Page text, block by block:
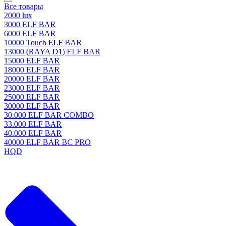
Все товары
2000 lux
3000 ELF BAR
6000 ELF BAR
10000 Touch ELF BAR
13000 (RAYA D1) ELF BAR
15000 ELF BAR
18000 ELF BAR
20000 ELF BAR
23000 ELF BAR
25000 ELF BAR
30000 ELF BAR
30.000 ELF BAR COMBO
33.000 ELF BAR
40.000 ELF BAR
40000 ELF BAR BC PRO
HQD